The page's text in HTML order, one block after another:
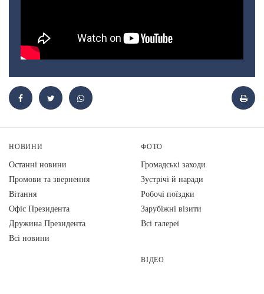
НОВИНИ
Останні новини
Промови та звернення
Вiтання
Офіс Президента
Дружина Президента
Всі новини
ФОТО
Громадські заходи
Зустрічі й наради
Робочі поїздки
Зарубіжні візити
Всі галереї
ВІДЕО